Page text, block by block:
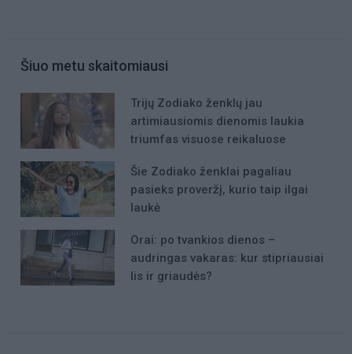
Šiuo metu skaitomiausi
Trijų Zodiako ženklų jau
artimiausiomis dienomis laukia
triumfas visuose reikaluose
Šie Zodiako ženklai pagaliau
pasieks proveržį, kurio taip ilgai
laukė
Orai: po tvankios dienos –
audringas vakaras: kur stipriausiai
lis ir griaudės?